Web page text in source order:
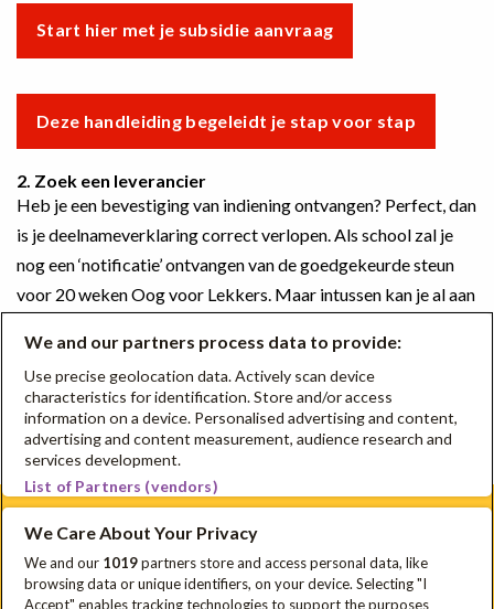
Start hier met je subsidie aanvraag
Deze handleiding begeleidt je stap voor stap
2. Zoek een leverancier
Heb je een bevestiging van indiening ontvangen? Perfect, dan
is je deelnameverklaring correct verlopen. Als school zal je
nog een ‘notificatie’ ontvangen van de goedgekeurde steun
voor 20 weken Oog voor Lekkers. Maar intussen kan je al aan
tussendoortjes.
3. Start met de bedeling van fruit, groenten en/of zuivel
Smakelijk!
Schrijf je in voor onze nieuwsbrief
Disclaimer Privacyverklaring Cookie Policy
FAQ
We and our partners process data to provide:
Use precise geolocation data. Actively scan device
characteristics for identification. Store and/or access
information on a device. Personalised advertising and content,
advertising and content measurement, audience research and
services development.
List of Partners (vendors)
We Care About Your Privacy
We and our 1019partners store and access personal data, like
browsing data or unique identifiers, on your device. Selecting "I
Accept" enables tracking technologies to support the purposes